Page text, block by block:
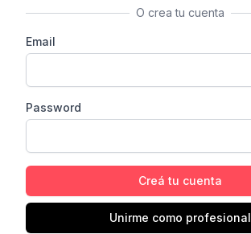
O crea tu cuenta
Email
Password
Creá tu cuenta
Unirme como profesional